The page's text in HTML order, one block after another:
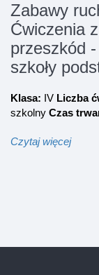
Zabawy
Ćwiczenia
przeszkód
szkoły
Klasa: IV Liczba
szkolny Czas
Czytaj więcej